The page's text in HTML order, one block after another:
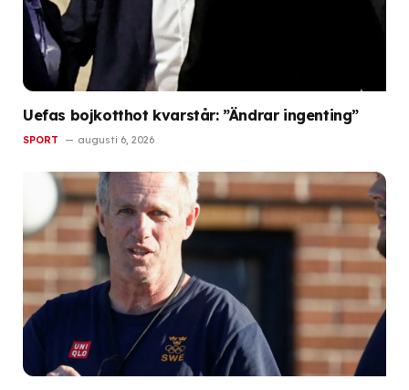
Uefas bojkotthot kvarstår: ”Ändrar ingenting”
SPORT augusti 6, 2026